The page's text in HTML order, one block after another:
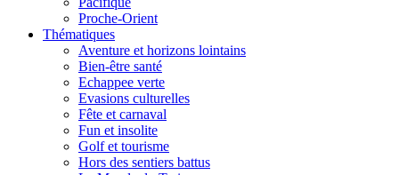
Proche-Orient
Thématiques
Aventure et horizons lointains
Bien-être santé
Echappee verte
Evasions culturelles
Fête et carnaval
Fun et insolite
Golf et tourisme
Hors des sentiers battus